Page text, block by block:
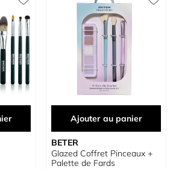
Ajouter au panier
BETER
Glazed Coffret Pinceaux +
Palette de Fards